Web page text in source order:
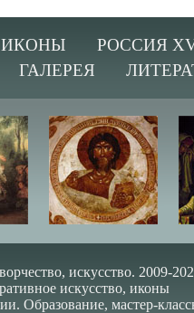
ИКОНЫ
РОССИЯ
ГАЛЕРЕЯ
искусство. 2009-
искусство, иконы
Образование, мастер-